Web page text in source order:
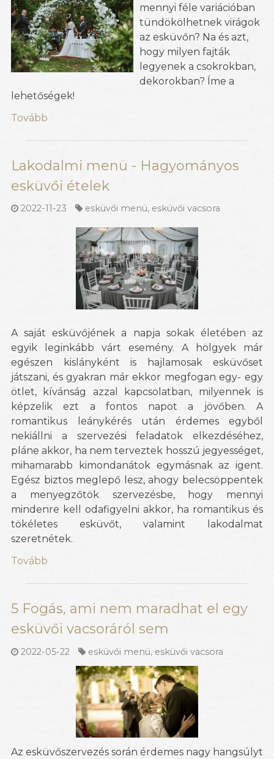
mennyi féle variációban
tündökölhetnek virágok
az esküvőn? Na és azt,
hogy milyen fajták
legyenek a csokrokban,
dekorokban? Íme a
lehetőségek!
Tovább
Lakodalmi menü - Hagyományos
esküvői ételek
2022-11-23 esküvői menü, esküvői vacsora
A saját esküvőjének a napja sokak életében az
egyik leginkább várt esemény. A hölgyek már
egészen kislányként is hajlamosak esküvőset
játszani, és gyakran már ekkor megfogan egy- egy
ötlet, kívánság azzal kapcsolatban, milyennek is
képzelik ezt a fontos napot a jövőben. A
romantikus leánykérés után érdemes egyből
nekiállni a szervezési feladatok elkezdéséhez,
pláne akkor, ha nem terveztek hosszú jegyességet,
mihamarabb kimondanátok egymásnak az igent.
Egész biztos meglepő lesz, ahogy belecsöppentek
a menyegzőtök szervezésbe, hogy mennyi
mindenre kell odafigyelni akkor, ha romantikus és
tökéletes esküvőt, valamint lakodalmat
szeretnétek.
Tovább
5 Fogás, ami nem maradhat el egy
esküvői vacsoráról sem
2022-05-22 esküvői menü, esküvői vacsora
Az esküvőszervezés során érdemes nagy hangsúlyt